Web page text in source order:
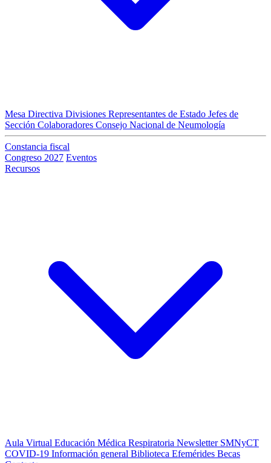
Mesa Directiva Divisiones Representantes de Estado Jefes de
Sección Colaboradores Consejo Nacional de Neumología
Constancia fiscal
Congreso 2027 Eventos
Recursos
Aula Virtual Educación Médica Respiratoria Newsletter SMNyCT
COVID-19 Información general Biblioteca Efemérides Becas